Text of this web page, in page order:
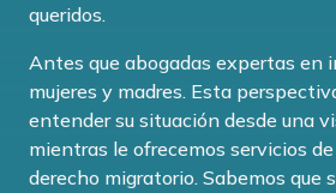
queridos.
Antes que abogadas expertas en
mujeres y madres. Esta
entender su situación desde una
mientras le ofrecemos servicios
derecho migratorio. Sabemos que